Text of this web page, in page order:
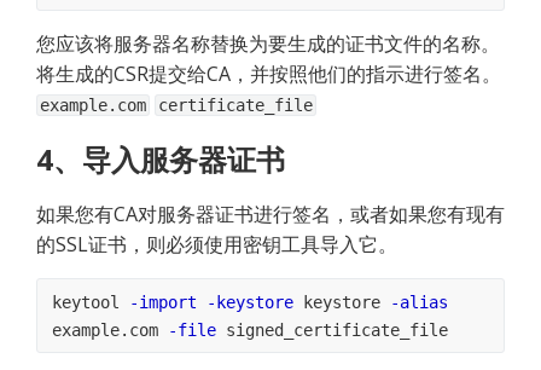
您应该将服务器名称替换为要生成的证书文件的名称。
将生成的CSR提交给CA，并按照他们的指示进行签名。
example.com certificate_file
4、导入服务器证书
如果您有CA对服务器证书进行签名，或者如果您有现有
的SSL证书，则必须使用密钥工具导入它。
keytool -import -keystore keystore
-alias
example.com
-file signed_certificate_file